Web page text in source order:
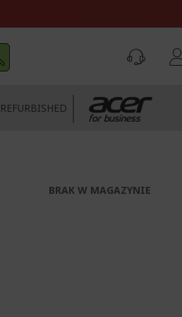
REFURBISHED
BRAK W MAGAZYNIE